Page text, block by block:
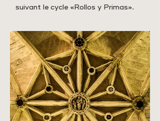
suivant le cycle «Rollos y Primas».